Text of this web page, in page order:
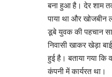
बना हुआ है। देर शाम
पाया था और खोजबीन
डूबे युवक की पहचान
निवासी खाकर खेड़ा
हुई है। बताया गया कि
कंपनी में कार्यरत था।